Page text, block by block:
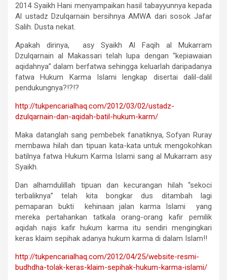
2014 Syaikh Hani menyampaikan hasil tabayyunnya kepada
Al ustadz Dzulqarnain bersihnya AMWA dari sosok Jafar
Salih. Dusta nekat.
Apakah dirinya, asy Syaikh Al Faqih al Mukarram
Dzulqarnain al Makassari telah lupa dengan “kepiawaian
aqidahnya” dalam berfatwa sehingga keluarlah daripadanya
fatwa Hukum Karma Islami lengkap disertai dalil-dalil
pendukungnya?!?!?
http://tukpencarialhaq.com/2012/03/02/ustadz-
dzulqarnain-dan-aqidah-batil-hukum-karm/
Maka datanglah sang pembebek fanatiknya, Sofyan Ruray
membawa hilah dan tipuan kata-kata untuk mengokohkan
batilnya fatwa Hukum Karma Islami sang al Mukarram asy
Syaikh.
Dan alhamdulillah tipuan dan kecurangan hilah “sekoci
terbaliknya” telah kita bongkar dus ditambah lagi
pemaparan bukti kehinaan jalan karma Islami yang
mereka pertahankan tatkala orang-orang kafir pemilik
aqidah najis kafir hukum karma itu sendiri mengingkari
keras klaim sepihak adanya hukum karma di dalam Islam!!
http://tukpencarialhaq.com/2012/04/25/website-resmi-
budhdha-tolak-keras-klaim-sepihak-hukum-karma-islami/